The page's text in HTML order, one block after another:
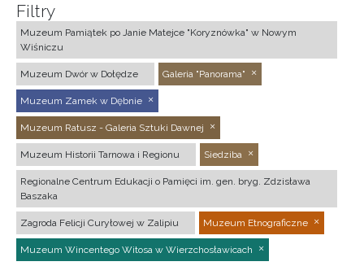
Filtry
Muzeum Pamiątek po Janie Matejce "Koryznówka" w Nowym
Wiśniczu
Muzeum Dwór w Dołędze Galeria "Panorama"
Muzeum Zamek w Dębnie
Muzeum Ratusz - Galeria Sztuki Dawnej
Muzeum Historii Tarnowa i Regionu Siedziba
Regionalne Centrum Edukacji o Pamięci im. gen. bryg. Zdzisława
Baszaka
Zagroda Felicji Curyłowej w Zalipiu Muzeum Etnograficzne
Muzeum Wincentego Witosa w Wierzchosławicach